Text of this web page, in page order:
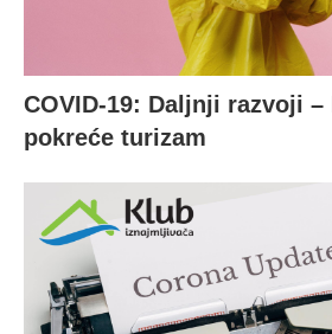
COVID-19: Daljnji razvoji –
pokreće turizam